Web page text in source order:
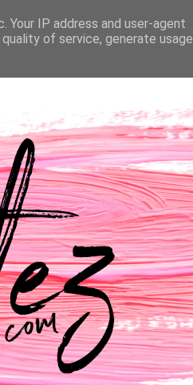
IP address and user-agent
of service, generate usage